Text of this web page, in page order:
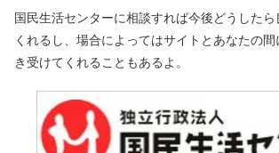
国民生活センターに相談すれば今後どうした
くれるし、場合によってはサイトとあなたの間
き受けてくれることもあるよ。